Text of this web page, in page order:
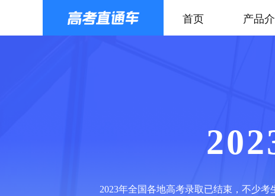
首页 产品
2023年全国各地高考录取已结束，不少